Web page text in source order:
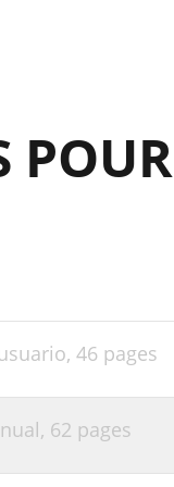
POUR
46 pages
62 pages